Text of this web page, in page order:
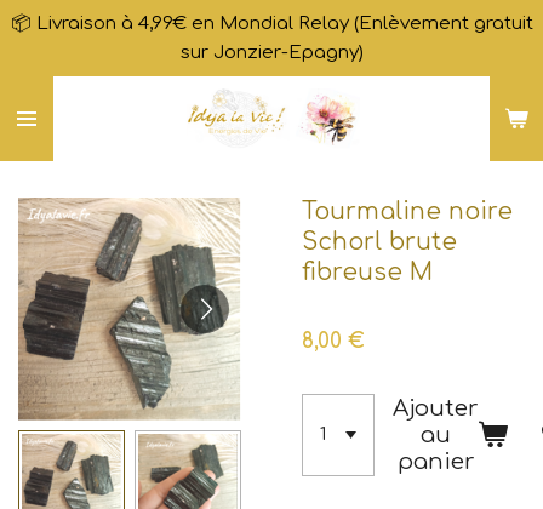
Passer
contenu
principal
📦 Livraison à 4,99€ en Mondial Relay (Enlèvement gratuit
sur Jonzier-Epagny)
Tourmaline noire
Schorl brute
fibreuse M
8,00 €
Ajouter
au
panier